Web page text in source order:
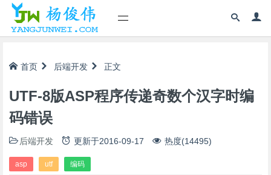
首页 后端开发 正文
UTF-8版ASP程序传递奇数个汉字时编
码错误
后端开发 更新于2016-09-17 热度(14495)
asp utf 编码